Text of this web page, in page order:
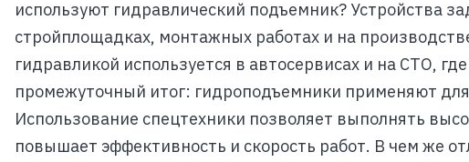
используют гидравлический подъемник? Устройства
стройплощадках, монтажных работах и на
гидравликой используется в автосервисах и на СТО,
промежуточный итог: гидроподъемники применяют
Использование спецтехники позволяет выполнять
повышает эффективность и скорость работ. В чем же